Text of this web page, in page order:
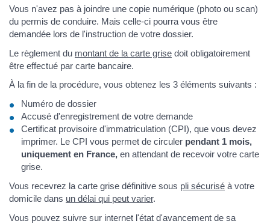
Vous n'avez pas à joindre une copie numérique (photo ou scan)
du permis de conduire. Mais celle-ci pourra vous être
demandée lors de l'instruction de votre dossier.
Le règlement du montant de la carte grise doit obligatoirement
être effectué par carte bancaire.
À la fin de la procédure, vous obtenez les 3 éléments suivants :
Numéro de dossier
Accusé d'enregistrement de votre demande
Certificat provisoire d'immatriculation (CPI), que vous devez
imprimer. Le CPI vous permet de circuler pendant 1 mois,
uniquement en France, en attendant de recevoir votre carte
grise.
Vous recevrez la carte grise définitive sous pli sécurisé à votre
domicile dans un délai qui peut varier.
Vous pouvez suivre sur internet l'état d'avancement de sa